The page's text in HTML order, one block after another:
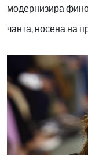
модернизира фино
чанта, носена на